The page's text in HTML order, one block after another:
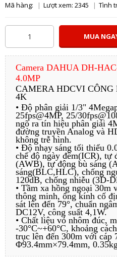
Mã hàng: Lượt xem: 2345 Tình
MUA
Camera DAHUA DH-
4.0MP
CAMERA HDCVI
4K
• Độ phân giải 1/3"
25fps@4MP, 25/
ngõ ra tín hiệu phân giải
đường truyền Analog và
không trễ hình.
• Độ nhạy sáng tối thiểu
chế độ ngày đêm(ICR), tự
(AWB), tự động bù sáng
sáng(BLC,HLC), chống
120dB, chống nhiễu (3D-
• Tầm xa hồng ngoại 30m
thông minh, ống kính cố
sát lên đến 79°, chuẩn
DC12V, công suất 4,1W.
• Chất liệu vỏ nhôm đúc,
-30°C~+60°C, khoảng
trục lên đến 300m với cáp
Φ93.4mm×79.4mm, 0.35kg